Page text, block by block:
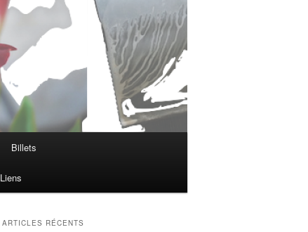
Billets
Liens
ARTICLES RÉCENTS